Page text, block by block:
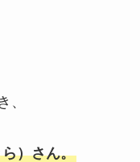
、
）さん。